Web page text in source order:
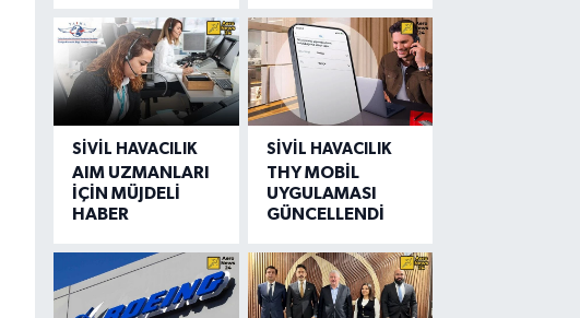
SIVIL HAVACILIK
AIM UZMANLARI
İÇİN MÜJDELİ
HABER
SIVIL HAVACILIK
THY MOBİL
UYGULAMASI
GÜNCELLENDİ